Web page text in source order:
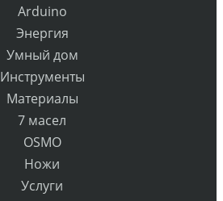
Arduino
Энергия
Умный дом
Инструменты
Материалы
7 масел
OSMO
Ножи
Услуги